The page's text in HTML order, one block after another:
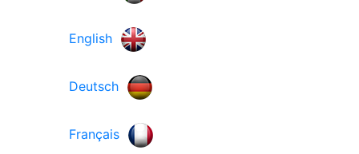
English
Deutsch
Français